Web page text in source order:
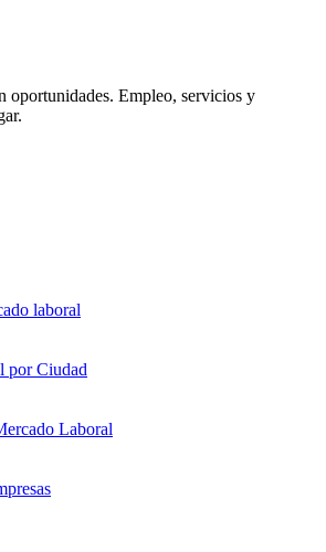
oportunidades. Empleo, servicios y
laboral
por Ciudad
Laboral